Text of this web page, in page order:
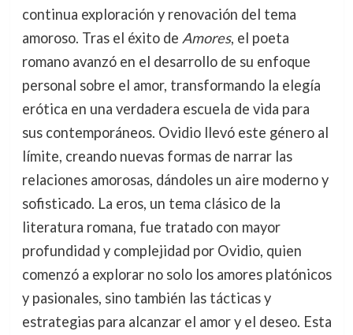
continua exploración y renovación del tema
amoroso. Tras el éxito de Amores, el poeta
romano avanzó en el desarrollo de su enfoque
personal sobre el amor, transformando la elegía
erótica en una verdadera escuela de vida para
sus contemporáneos. Ovidio llevó este género al
límite, creando nuevas formas de narrar las
relaciones amorosas, dándoles un aire moderno y
sofisticado. La eros, un tema clásico de la
literatura romana, fue tratado con mayor
profundidad y complejidad por Ovidio, quien
comenzó a explorar no solo los amores platónicos
y pasionales, sino también las tácticas y
estrategias para alcanzar el amor y el deseo. Esta